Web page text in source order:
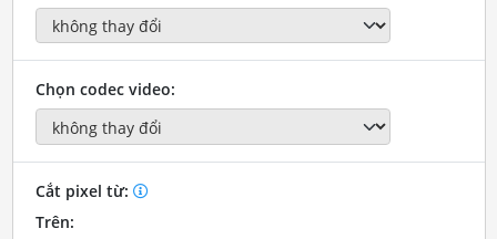
Chọn codec video:
Cắt pixel từ:
Trên: